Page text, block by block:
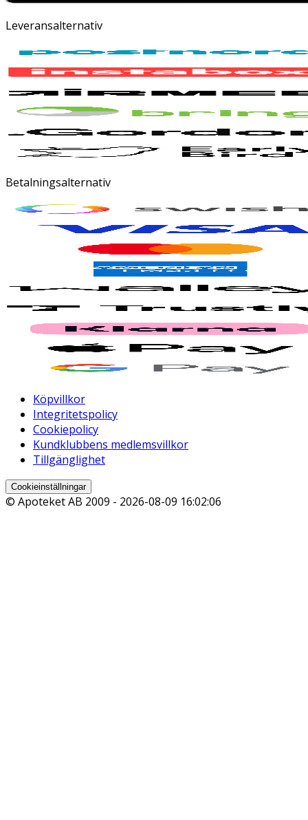
Leveransalternativ
Betalningsalternativ
Köpvillkor
Integritetspolicy
Cookiepolicy
Kundklubbens medlemsvillkor
Tillgänglighet
Cookieinställningar
© Apoteket AB 2009 - 2026-08-09 16:02:06